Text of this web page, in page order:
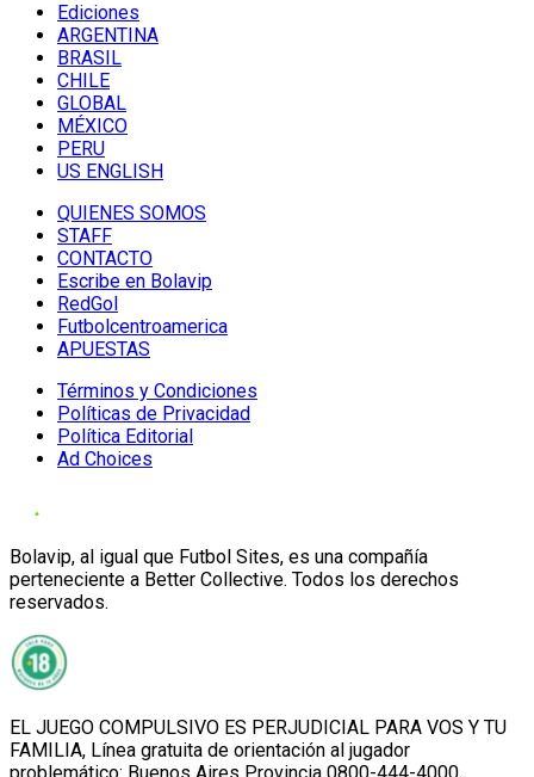
Ediciones
ARGENTINA
BRASIL
CHILE
GLOBAL
MÉXICO
PERU
US ENGLISH
QUIENES SOMOS
STAFF
CONTACTO
Escribe en Bolavip
RedGol
Futbolcentroamerica
APUESTAS
Términos y Condiciones
Políticas de Privacidad
Política Editorial
Ad Choices
Bolavip, al igual que Futbol Sites, es una compañía
perteneciente a Better Collective. Todos los derechos
reservados.
EL JUEGO COMPULSIVO ES PERJUDICIAL PARA VOS Y TU
FAMILIA, Línea gratuita de orientación al jugador